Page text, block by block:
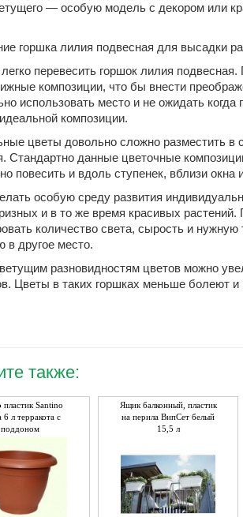
— особую модель с декором или
горшка лилия подвесная для высадки
перевесить горшок лилия
композиции, что бы внести
использовать место и не ожидать
композиции.
цветы довольно сложно разместить в
Стандартно данные цветочные
повесить и вдоль ступенек, вблизи
особую среду развития
и в то же время красивых
количество света, сырость и
в другое место.
разновидностям цветов можно
Цветы в таких горшках меньше болеют
также:
Santino
6 л терракота с
поддоном
Ящик балконный, пластик
на перила ВипСет белый
15,5 л